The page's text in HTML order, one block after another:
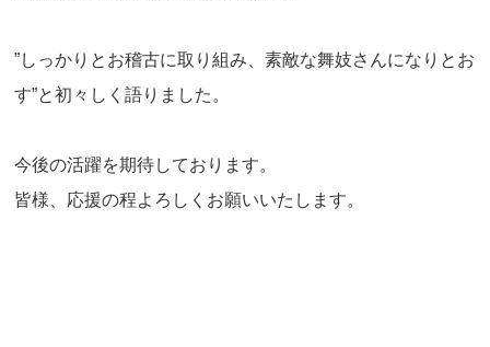
”しっかりとお稽古に取り組み、素敵な舞妓さんになりとお
す”と初々しく語りました。
今後の活躍を期待しております。
皆様、応援の程よろしくお願いいたします。